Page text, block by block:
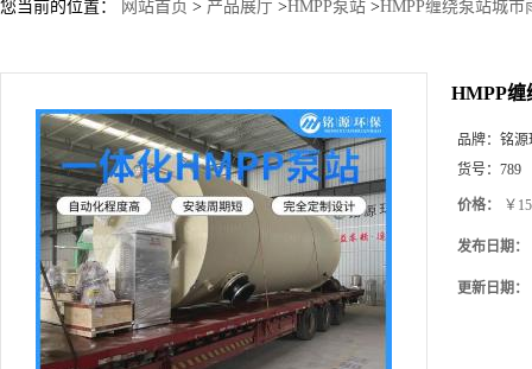
您当前的位置： 网站首页 > 产品展厅 >HMPP泵站 >HMPP缠绕泵站城
HMPP缠
品牌： 铭源
货号： 789
价格： ￥
发布日期：
更新日期：